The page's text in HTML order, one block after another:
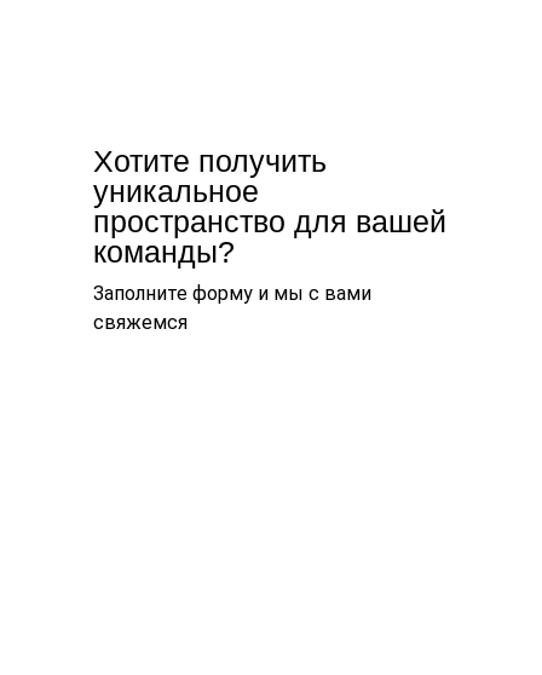
Хотите получить
уникальное
пространство для вашей
команды?
Заполните форму и мы с вами
свяжемся